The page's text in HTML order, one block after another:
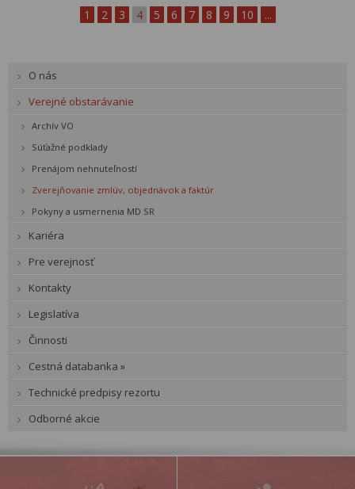
1 2 3 4 5 6 7 8 9 10 ...
O nás
Verejné obstarávanie
Archív VO
Súťažné podklady
Prenájom nehnuteľností
Zverejňovanie zmlúv, objednávok a faktúr
Pokyny a usmernenia MD SR
Kariéra
Pre verejnosť
Kontakty
Legislatíva
Činnosti
Cestná databanka »
Technické predpisy rezortu
Odborné akcie